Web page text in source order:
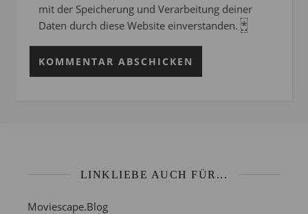
mit der Speicherung und Verarbeitung deiner
Daten durch diese Website einverstanden. *
LINKLIEBE AUCH FÜR...
Moviescape.Blog